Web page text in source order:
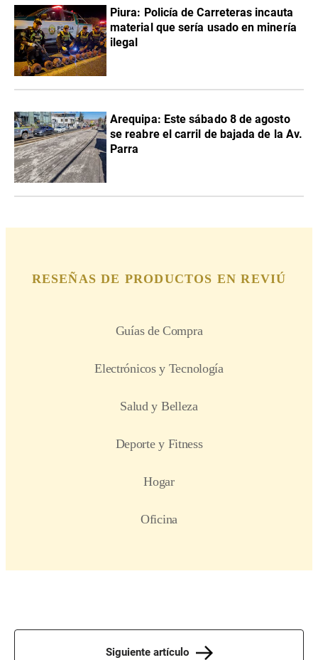
Piura: Policía de Carreteras incauta
material que sería usado en minería
ilegal
Arequipa: Este sábado 8 de agosto
se reabre el carril de bajada de la Av.
Parra
Siguiente artículo